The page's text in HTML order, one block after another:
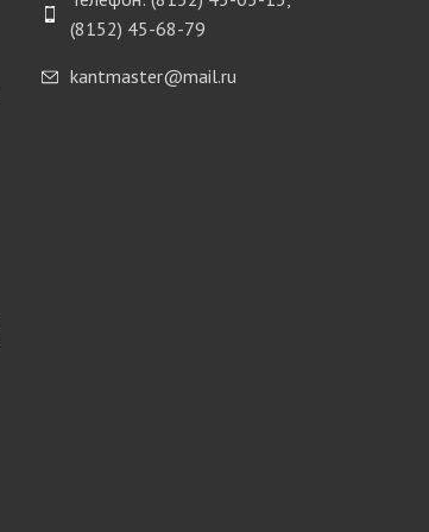
(8152) 45-68-79
kantmaster@mail.ru